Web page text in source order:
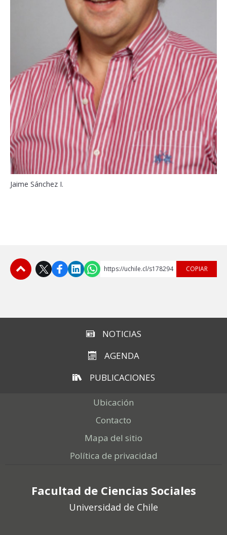
Jaime Sánchez I.
https://uchile.cl/s178294 COPIAR
NOTICIAS
AGENDA
PUBLICACIONES
Ubicación
Contacto
Mapa del sitio
Política de privacidad
Facultad de Ciencias Sociales
Universidad de Chile